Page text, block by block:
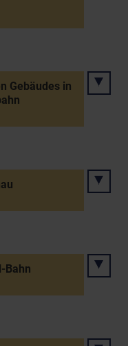
Gebäudes in
Bahn